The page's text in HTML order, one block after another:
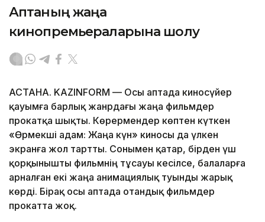
Аптаның жаңа
кинопремьераларына шолу
АСТАНА. KAZINFORM — Осы аптада киносүйер
қауымға барлық жанрдағы жаңа фильмдер
прокатқа шықты. Көрермендер көптен күткен
«Өрмекші адам: Жаңа күн» киносы да үлкен
экранға жол тартты. Сонымен қатар, бірден үш
қорқынышты фильмнің тұсауы кесілсе, балаларға
арналған екі жаңа анимациялық туынды жарық
көрді. Бірақ осы аптада отандық фильмдер
прокатта жоқ.